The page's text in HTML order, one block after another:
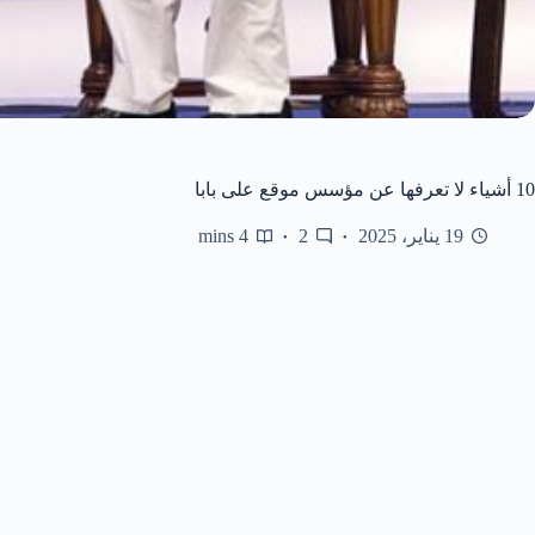
10 أشياء لا تعرفها عن مؤسس موقع على بابا
19 يناير، 2025 2
4 mins